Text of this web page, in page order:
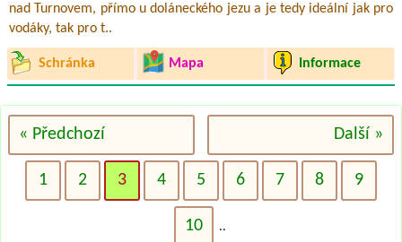
nad Turnovem, přímo u doláneckého jezu a je tedy ideální jak pro
vodáky, tak pro t..
Schránka Mapa Informace
« Předchozí Další »
1 2 3 4 5 6 7 8 9
10 ..